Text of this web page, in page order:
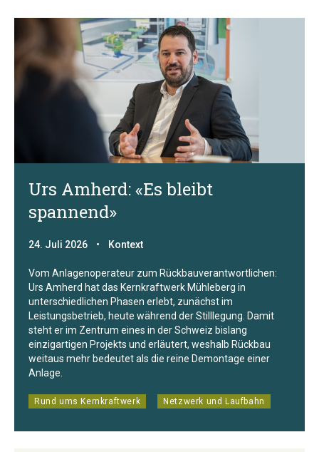
Urs Amherd: «Es bleibt
spannend»
24. Juli 2026 • Kontext
Vom Anlagenoperateur zum Rückbauverantwortlichen:
Urs Amherd hat das Kernkraftwerk Mühleberg in
unterschiedlichen Phasen erlebt, zunächst im
Leistungsbetrieb, heute während der Stilllegung. Damit
steht er im Zentrum eines in der Schweiz bislang
einzigartigen Projekts und erläutert, weshalb Rückbau
weitaus mehr bedeutet als die reine Demontage einer
Anlage.
Rund ums Kernkraftwerk Netzwerk und Laufbahn